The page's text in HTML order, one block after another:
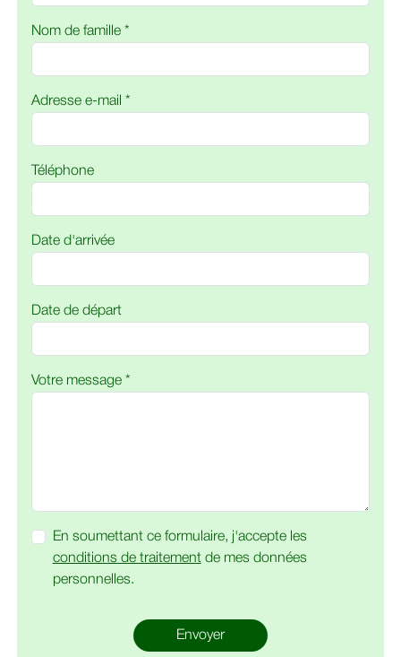
Nom de famille *
Adresse e-mail *
Téléphone
Date d'arrivée
Date de départ
Votre message *
En soumettant ce formulaire, j'accepte les
conditions de traitementde mes données
personnelles.
Envoyer